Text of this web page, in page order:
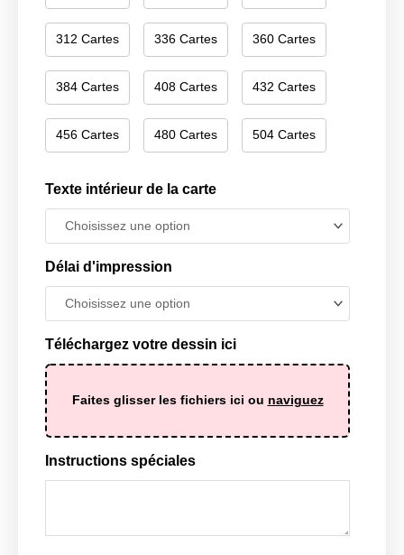
312 Cartes 336 Cartes 360 Cartes
384 Cartes 408 Cartes 432 Cartes
456 Cartes 480 Cartes 504 Cartes
Texte intérieur de la carte
Délai d'impression
Téléchargez votre dessin ici
Faites glisser les fichiers ici ou naviguez
Instructions spéciales